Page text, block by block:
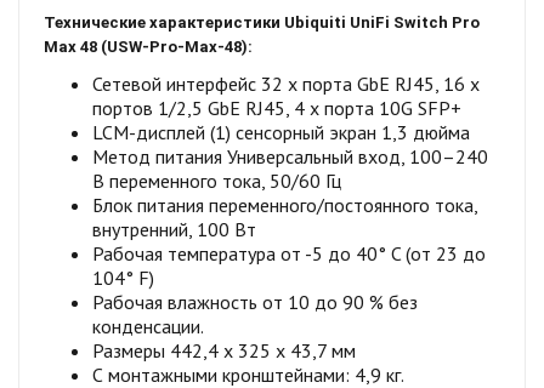
Технические характеристики Ubiquiti UniFi Switch Pro
Max 48 (USW-Pro-Max-48):
Сетевой интерфейс 32 x порта GbE RJ45, 16 x
портов 1/2,5 GbE RJ45, 4 x порта 10G SFP+
LCM-дисплей (1) сенсорный экран 1,3 дюйма
Метод питания Универсальный вход, 100–240
В переменного тока, 50/60 Гц
Блок питания переменного/постоянного тока,
внутренний, 100 Вт
Рабочая температура от -5 до 40° C (от 23 до
104° F)
Рабочая влажность от 10 до 90 % без
конденсации.
Размеры 442,4 х 325 х 43,7 мм
С монтажными кронштейнами: 4,9 кг.